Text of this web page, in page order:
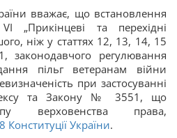
вважає, що встановлення
„Прикінцеві та перехідні
ніж у статтях 12, 13, 14, 15
регулювання
пільг ветеранам війни
при застосуванні
та Закону № 3551, що
верховенства права,
8 Конституції України.